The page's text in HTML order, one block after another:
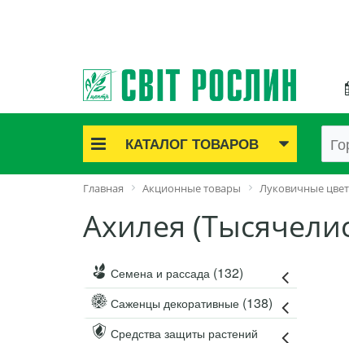
КАТАЛОГ ТОВАРОВ
Акционные товары
Саженцы роз
Саженцы плодово-ягодные
Семенной картофель
Семена и рассада
Саженцы декоративные
Главная Акционные товары Луковичные
Ахилея
Семена и рассада (132)
Саженцы декоративные (138)
Средства защиты растений